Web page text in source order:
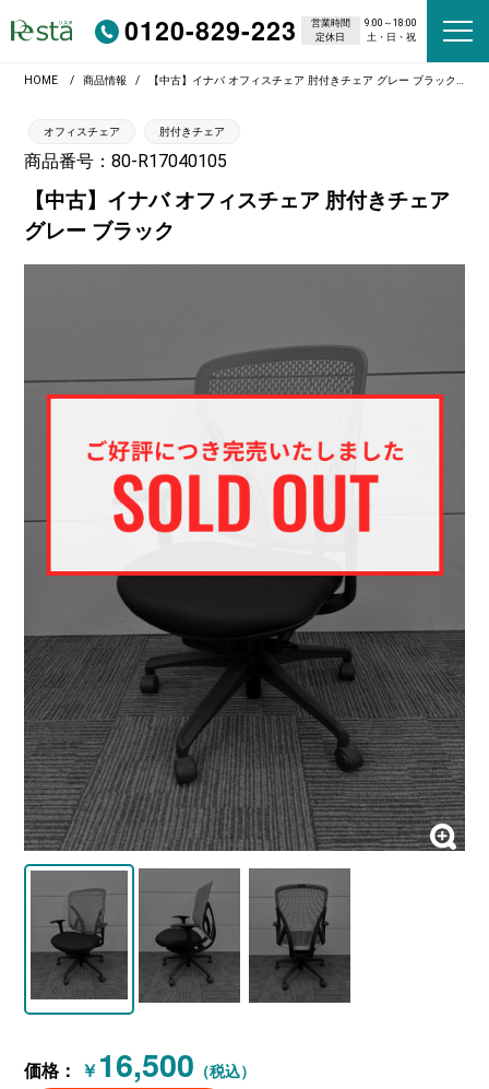
0120-829-223 営業時間
9:00～18:00
定休日
土・日・祝
HOME 商品情報 【中古】イナバ オフィスチェア 肘付きチェア グレー ブラック
オフィスチェア 肘付きチェア
商品番号：80-R17040105
【中古】イナバ オフィスチェア 肘付きチェア
グレー ブラック
価格： ￥ 16,500 （税込）